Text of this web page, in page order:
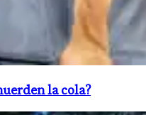
la cola?